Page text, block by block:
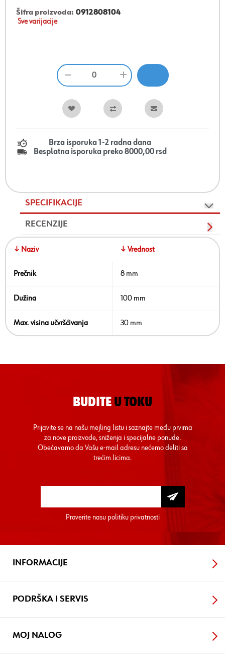
Šifra proizvoda: 0912808104
Sve varijacije
Brza isporuka 1-2 radna dana
Besplatna isporuka preko 8000,00 rsd
SPECIFIKACIJE
RECENZIJE
↓ Naziv ↓ Vrednost
Prečnik 8 mm
Dužina 100 mm
Max. visina učvršćivanja 30 mm
BUDITE U TOKU
Prijavite se na našu mejling listu i saznajte među prvima
za nove proizvode, sniženja i specijalne ponude.
Obećavamo da Vašu e-mail adresu nećemo deliti sa
trećim licima.
Proverite nasu politiku privatnosti
INFORMACIJE
PODRŠKA I SERVIS
MOJ NALOG